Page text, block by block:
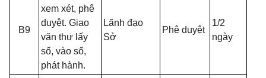
B9
xem xét, phê
duyệt. Giao
văn thư lấy
số, vào sổ,
phát hành.
Lãnh đạo
Sở
Phê duyệt
1/2
ngày